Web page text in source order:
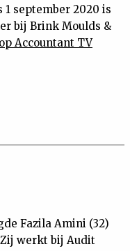
1 september 2020 is
bij Brink Moulds &
Accountant TV
Fazila Amini (32)
Zij werkt bij Audit